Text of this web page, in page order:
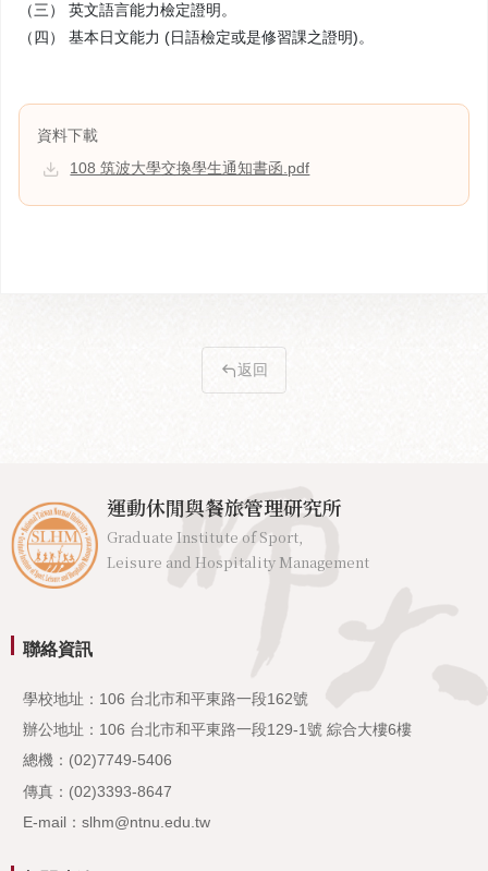
（三） 英文語言能力檢定證明。
（四） 基本日文能力 (日語檢定或是修習課之證明)。
資料下載
108 筑波大學交換學生通知書函.pdf
返回
運動休閒與餐旅管理研究所
Graduate Institute of Sport,
Leisure and Hospitality Management
聯絡資訊
學校地址：106 台北市和平東路一段162號
辦公地址：106 台北市和平東路一段129-1號 綜合大樓6樓
總機：(02)7749-5406
傳真：(02)3393-8647
E-mail：slhm@ntnu.edu.tw